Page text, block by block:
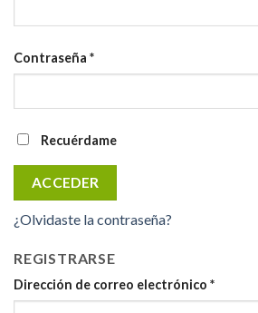
Contraseña *
Recuérdame
ACCEDER
¿Olvidaste la contraseña?
REGISTRARSE
Dirección de correo electrónico *